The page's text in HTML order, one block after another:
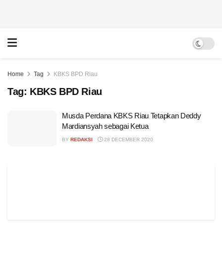
Home Tag KBKS BPD Riau
Tag: KBKS BPD Riau
Musda Perdana KBKS Riau Tetapkan Deddy
Mardiansyah sebagai Ketua
BY REDAKSI 28 DECEMBER 2020